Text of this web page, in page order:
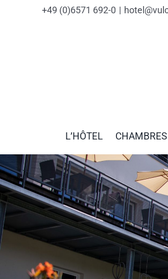
+49 (0)6571 692-0 |
L’HÔTEL CHAMBRES